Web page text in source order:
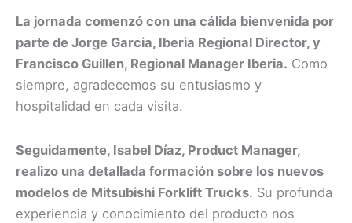
La jornada comenzó con una cálida bienvenida por
parte de Jorge Garcia, Iberia Regional Director, y
Francisco Guillen, Regional Manager Iberia. Como
siempre, agradecemos su entusiasmo y
hospitalidad en cada visita.
Seguidamente, Isabel Díaz, Product Manager,
realizo una detallada formación sobre los nuevos
modelos de Mitsubishi Forklift Trucks. Su profunda
experiencia y conocimiento del producto nos